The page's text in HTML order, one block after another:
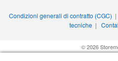
Condizioni generali di contratto (CGC) |
tecniche |
© 2026